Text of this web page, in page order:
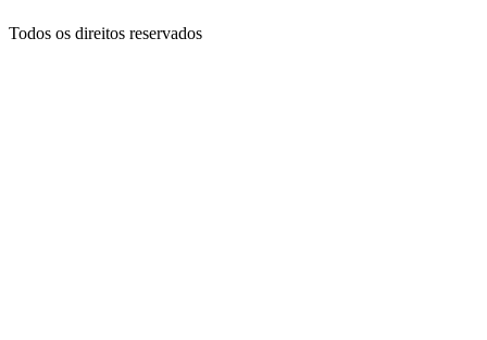
Todos os direitos reservados